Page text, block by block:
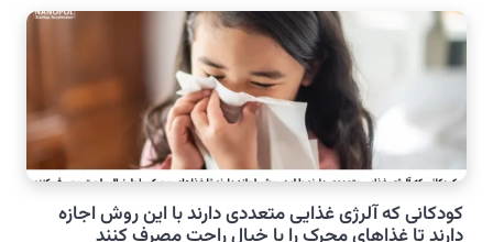
کودکانی که آلرژی غذایی متعددی دارند با این روش اجازه